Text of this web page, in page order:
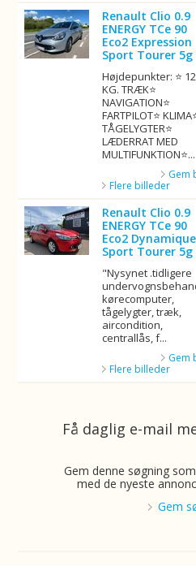
Renault Clio 0.9
ENERGY TCe 90
Eco2 Expression
Sport Tourer 5g
Højdepunkter: ⭐
KG. TRÆK⭐
NAVIGATION⭐
FARTPILOT⭐
TÅGELYGTER⭐
LÆDERRAT MED
MULTIFUNKTION⭐...
Gem
Flere billeder
Renault Clio 0.9
ENERGY TCe 90
Eco2 Dynamique
Sport Tourer 5g
"Nysynet .tidligere
kørecomputer,
tågelygter, træk,
aircondition,
centrallås, f...
Gem
Flere billeder
Få daglig e-mail
Gem denne søgning
med de nyeste
Gem